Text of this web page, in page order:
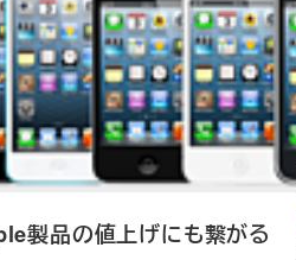
製品の値上げにも繋がる